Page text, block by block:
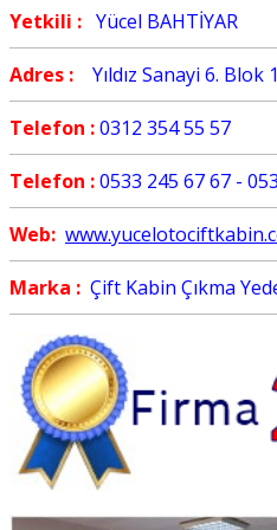
Yetkili : Yücel BAHTİYAR
Adres : Yıldız Sanayi 6.
Telefon :0312 354 55 57
Telefon :0533 245 67 67 -
Web:
Marka : Çift Kabin Çıkma